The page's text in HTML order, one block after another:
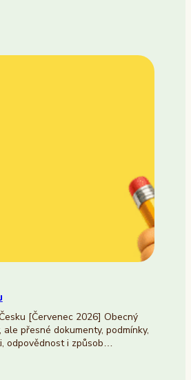
[Červenec 2026] Obecný
přesné dokumenty, podmínky,
odpovědnost i způsob…